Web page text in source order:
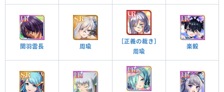
関羽雲長 周瑜
［正義の裁き］
周瑜
楽毅